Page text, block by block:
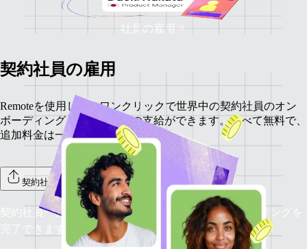
社員の雇用
契約社員の雇用
Remoteを使用して、ワンクリックで世界中の契約社員のオン
ボーディング、管理、給与の支給ができます。すべて無料で、
追加料金は一切ありません。
契約社員をオンボーディング
契約社員一人ひとりをRemoteに招待し、オンボーディングを
完了できます。